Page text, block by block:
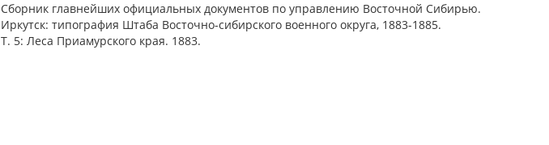
Сборник главнейших официальных документов по управлению Восточной Сибирью.
Иркутск: типография Штаба Восточно-сибирского военного округа, 1883-1885.
Т. 5: Леса Приамурского края. 1883.